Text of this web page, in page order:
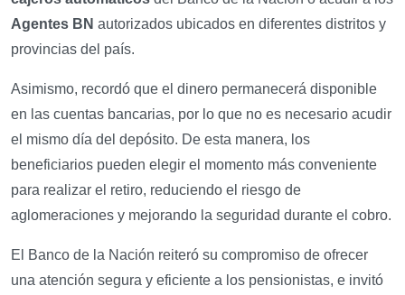
Agentes BN autorizados ubicados en diferentes distritos y
provincias del país.
Asimismo, recordó que el dinero permanecerá disponible
en las cuentas bancarias, por lo que no es necesario acudir
el mismo día del depósito. De esta manera, los
beneficiarios pueden elegir el momento más conveniente
para realizar el retiro, reduciendo el riesgo de
aglomeraciones y mejorando la seguridad durante el cobro.
El Banco de la Nación reiteró su compromiso de ofrecer
una atención segura y eficiente a los pensionistas, e invitó